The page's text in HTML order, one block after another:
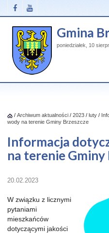
Gmina
poniedziałek, 10
/ Archiwum aktualności / 2023 / luty /
wody na terenie Gminy Brzeszcze
Informacja
na terenie Gminy
20.02.2023
W związku z licznymi
pytaniami
mieszkańców
dotyczącymi jakości